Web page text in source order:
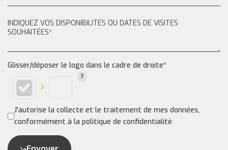
Glisser/déposer le logo dans le cadre de droite*
J'autorise la collecte et le traitement de mes données,
conformément à la politique de confidentialité